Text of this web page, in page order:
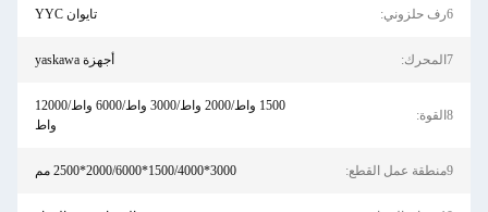
6رف حلزوني: تايوان YYC
7المحرك: أجهزة yaskawa
8القوة:
1500 واط/2000 واط/3000 واط/6000 واط/12000
واط
9منطقة عمل القطع: 3000*1500/4000*2000/6000*2500 مم